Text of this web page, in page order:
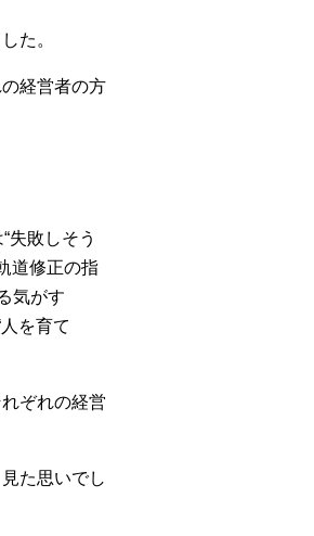
た。
経営者の方
失敗しそう
道修正の指
気がす
を育て
ぞれの経営
た思いでし